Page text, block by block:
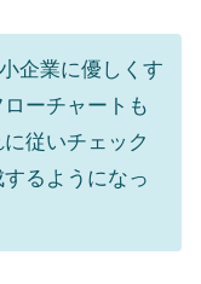
企業に優しくす
ーチャートも
従いチェック
るようになっ